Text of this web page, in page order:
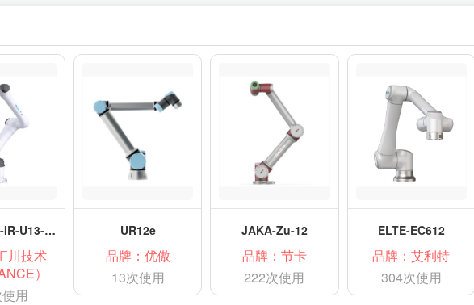
INOVANCE-IR-U13-130S5
川技术
）
用
UR12e
品牌：优傲
13次使用
JAKA-Zu-12
品牌：节卡
222次使用
ELTE-EC612
品牌：艾利特
304次使用